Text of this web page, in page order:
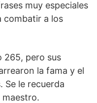
muy especiales
combatir a los
265, pero sus
la fama y el
Se le recuerda